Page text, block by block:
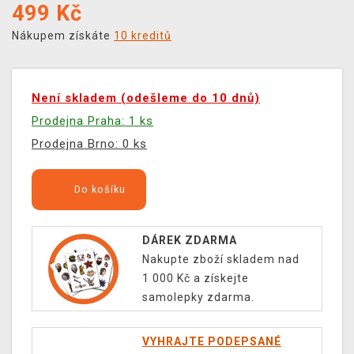
499 Kč
Nákupem získáte 10 kreditů
Není skladem (odešleme do 10 dnů)
Prodejna Praha: 1 ks
Prodejna Brno: 0 ks
Do košíku
DÁREK ZDARMA
Nakupte zboží skladem nad
1 000 Kč a získejte
samolepky zdarma.
VYHRAJTE PODEPSANÉ